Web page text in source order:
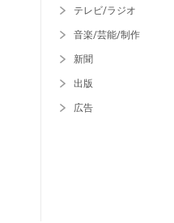
テレビ/ラジオ
音楽/芸能/制作
新聞
出版
広告